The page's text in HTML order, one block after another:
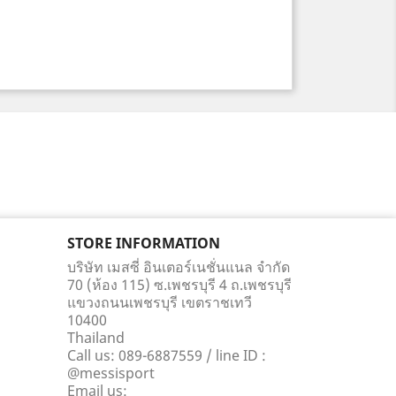
STORE INFORMATION
บริษัท เมสซี่ อินเตอร์เนชั่นแนล จำกัด
70 (ห้อง 115) ซ.เพชรบุรี 4 ถ.เพชรบุรี
แขวงถนนเพชรบุรี เขตราชเทวี
10400
Thailand
Call us: 089-6887559 / line ID :
@messisport
Email us: